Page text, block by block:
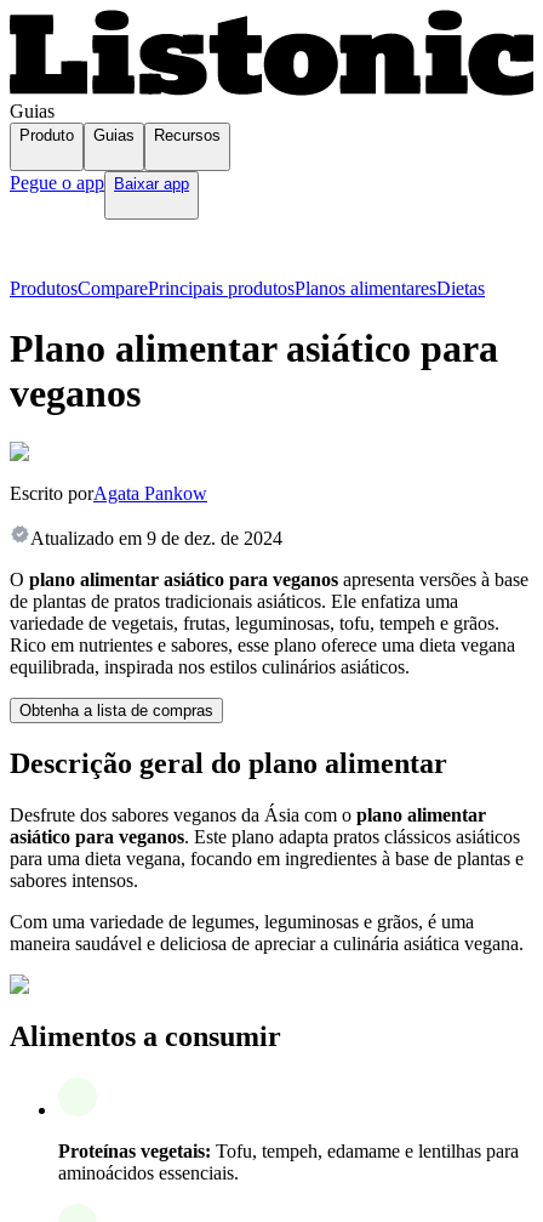
Guias
Produto Guias Recursos
Pegue o app Baixar app
ProdutosComparePrincipais produtosPlanos alimentaresDietas
Plano alimentar asiático para
veganos
Escrito porAgata Pankow
Atualizado em 9 de dez. de 2024
O plano alimentar asiático para veganos apresenta versões à base
de plantas de pratos tradicionais asiáticos. Ele enfatiza uma
variedade de vegetais, frutas, leguminosas, tofu, tempeh e grãos.
Rico em nutrientes e sabores, esse plano oferece uma dieta vegana
equilibrada, inspirada nos estilos culinários asiáticos.
Obtenha a lista de compras
Descrição geral do plano alimentar
Desfrute dos sabores veganos da Ásia com o plano alimentar
asiático para veganos. Este plano adapta pratos clássicos asiáticos
para uma dieta vegana, focando em ingredientes à base de plantas e
sabores intensos.
Com uma variedade de legumes, leguminosas e grãos, é uma
maneira saudável e deliciosa de apreciar a culinária asiática vegana.
Alimentos a consumir
Proteínas vegetais: Tofu, tempeh, edamame e lentilhas para
aminoácidos essenciais.